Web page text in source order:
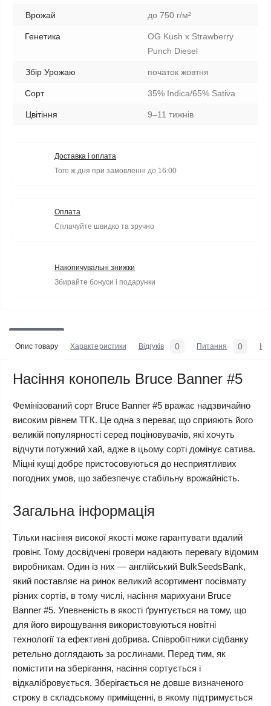
Врожай до 750 г/м²
Генетика
OG Kush x Strawberry
Punch Diesel
Збір Урожаю початок жовтня
Сорт 35% Indica/65% Sativa
Цвітіння 9–11 тижнів
Доставка і оплата
Того ж дня при замовленні до 16:00
Оплата
Сплачуйте швидко та зручно
Накопичувальні знижки
Збирайте бонуси і подарунки
Опис товару Характеристики Відгуків 0 Питання 0
Насіння конопель Bruce Banner #5
Фемінізований сорт Bruce Banner #5 вражає надзвичайно
високим рівнем ТГК. Це одна з переваг, що сприяють його
великій популярності серед поціновувачів, які хочуть
відчути потужний хай, адже в цьому сорті домінує сатива.
Міцні кущі добре пристосовуються до несприятливих
погодних умов, що забезпечує стабільну врожайність.
Загальна інформація
Тільки насіння високої якості може гарантувати вдалий
гровінг. Тому досвідчені гровери надають перевагу відомим
виробникам. Один із них ― англійський BulkSeedsBank,
який поставляє на ринок великий асортимент посівмату
різних сортів, в тому числі, насіння марихуани Bruce
Banner #5. Упевненість в якості ґрунтується на тому, що
для його вирощування використовуються новітні
технології та ефективні добрива. Співробітники сідбанку
ретельно доглядають за рослинами. Перед тим, як
помістити на зберігання, насіння сортується і
відкалібровується. Зберігається не довше визначеного
строку в складському приміщенні, в якому підтримується